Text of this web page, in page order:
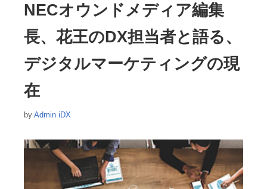
NECオウンドメディア編集
長、花王のDX担当者と語る、
デジタルマーケティングの現
在
by Admin iDX